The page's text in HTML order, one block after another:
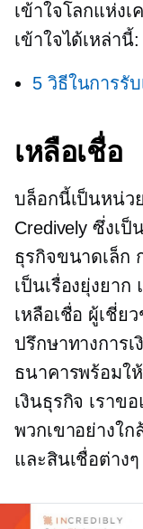
เข้าใจโลกแห่ง
เข้าใจได้เหล่านี้:
5 วิธีในการรั
เหลือเชื่อ
บล็อกนี้เป็นหน่ว
Credively ซึ่งเ
ธุรกิจขนาดเล็ก
เป็นเรื่องยุ่งยา
เหลือเชื่อ ผู้เชี่
ปรึกษาทางการ
ธนาคารพร้อมใ
เงินธุรกิจ เราข
พวกเขาอย่างใก
และสินเชื่อต่างๆ